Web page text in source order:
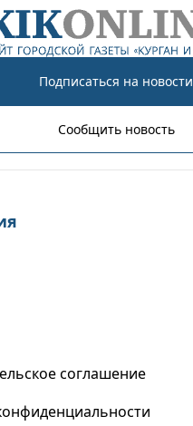
Подписаться на новости
Сообщить новость
соглашение